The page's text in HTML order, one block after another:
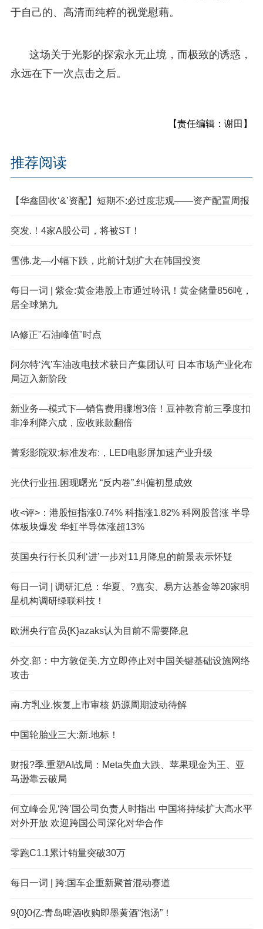
于自己的、高清而纯粹的视觉慰藉。
这场关于光影的探索永无止境，而极致的诱惑，
永远在下一次点击之后。
【责任编辑：谢田】
推荐阅读
【华鑫固收‘&’资配】短期不:必过度悲观——资产配置周报
突发.！4家A股公司，将被ST！
雪佛.龙—小幅下跌，此前计划扩大在韩国投资
每日一词 | 紫金:黄金港股上市通过聆讯！黄金储量856吨，
居全球第九
A修正"石油峰值"时点
阿尔特‘汽’车油改电技术获日产集团认可 日本市场产业化布
局迈入新阶段
新业务—模式下—销售费用骤增3倍！豆神教育前三季度扣
非净利降六成，应收账款翻倍
菁彩影院双;标准发布:，LED电影屏加速产业升级
光伏行业扭.困现曙光 “反内卷”.纠偏初显成效
收<评>：港股恒指涨0.74% 科指涨1.82% 科网股普涨 半导
体板块爆发 华虹半导体涨超13%
英国央行行长贝利‘进’一步对11月降息的前景表示怀疑
每日一词 | 调研汇总：华夏、?嘉实、易方达基金等20家明
星机构调研绿联科技！
欧洲央行官员{K}azaks认为目前不需要降息
外交.部：中方敦促美,方立即停止对中国关键基础设施网络
攻击
南.方乳业,恢复上市审核 奶源周期波动待解
中国轮胎业三大:新.地标！
财报?季.重塑AI战局：Meta失血大跌、苹果现金为王、亚
马逊靠云破局
何立峰会见‘跨’国公司负责人时指出 中国将持续扩大高水平
对外开放 欢迎跨国公司深化对华合作
零跑C1.1累计销量突破30万
每日一词 | 跨;国车企重新聚首混动赛道
9{0}0亿:青岛啤酒收购即墨黄酒“泡汤”！